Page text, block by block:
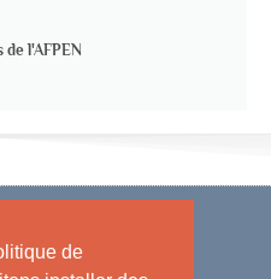
de
de l'AFPEN